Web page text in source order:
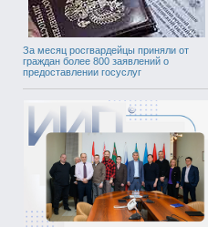
За месяц росгвардейцы приняли от
граждан более 800 заявлений о
предоставлении госуслуг